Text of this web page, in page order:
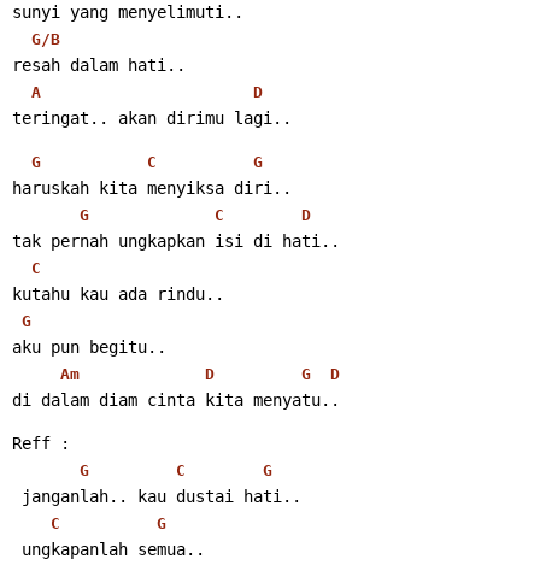
sunyi yang menyelimuti..
G/B
resah dalam hati..
A D
teringat.. akan dirimu lagi..
G C G
haruskah kita menyiksa diri..
G C D
tak pernah ungkapkan isi di hati..
C
kutahu kau ada rindu..
G
aku pun begitu..
Am D G D
di dalam diam cinta kita menyatu..
Reff :
G C G
janganlah.. kau dustai hati..
C G
ungkapanlah semua..